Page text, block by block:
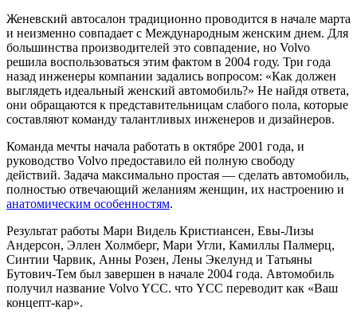
Женевский автосалон традиционно проводится в начале марта
и неизменно совпадает с Международным женским днем. Для
большинства производителей это совпадение, но Volvo
решила воспользоваться этим фактом в 2004 году. Три года
назад инженеры компании задались вопросом: «Как должен
выглядеть идеальный женский автомобиль?» Не найдя ответа,
они обращаются к представительницам слабого пола, которые
составляют команду талантливых инженеров и дизайнеров.
Команда мечты начала работать в октябре 2001 года, и
руководство Volvo предоставило ей полную свободу
действий. Задача максимально простая — сделать автомобиль,
полностью отвечающий желаниям женщин, их настроению и
анатомическим особенностям.
Результат работы Мари Видель Кристиансен, Евы-Лизы
Андерсон, Эллен Холмберг, Мари Угли, Камиллы Палмерц,
Синтии Чарвик, Анны Розен, Лены Экелунд и Татьяны
Бутович-Тем был завершен в начале 2004 года. Автомобиль
получил название Volvo YCC. что YCC переводит как «Ваш
концепт-кар».